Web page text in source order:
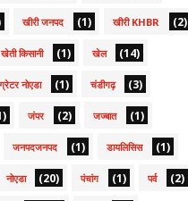
खीरी जनपद (1) खीरी KHBR (2)
खेती किसानी (1) खेल (14)
ग्रेटर नोएडा (1) चंडीगढ़ (3)
जंपर (2) जज्बात (1)
जनपदजनपद (1) डायलिसिस (1)
नोएडा (20) पंचांग (1) पर्व (2)